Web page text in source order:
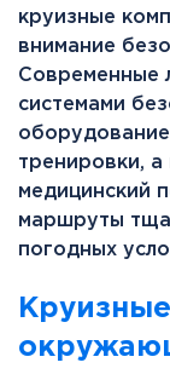
круизные
внимание
Современные
системами
тренировки, а
медицинский
маршруты
погодных